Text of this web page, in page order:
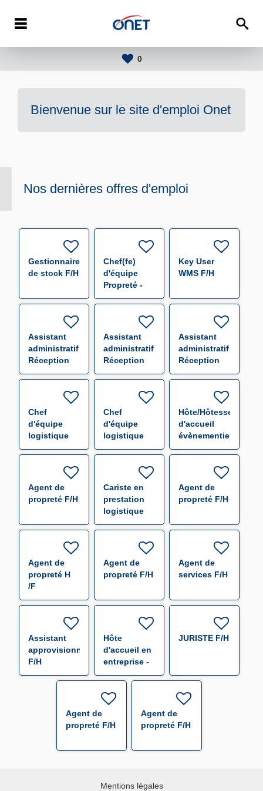
0
Bienvenue sur le site d'emploi Onet
Nos dernières offres d'emploi
Gestionnaire
de stock F/H
Chef(fe)
d'équipe
Propreté -
CHR Bel Air
Key User
WMS F/H
Assistant
administratif
Réception
Expédition
Assistant
administratif
Réception
Expédition
Assistant
administratif
Réception
Expédition
Chef
d'équipe
logistique
F/H
Chef
d'équipe
logistique
F/H
Hôte/Hôtesse
d'accueil
évènementiel
F/H
Agent de
propreté F/H
Cariste en
prestation
logistique
F/H
Agent de
propreté F/H
Agent de
propreté H
/F
Agent de
propreté F/H
Agent de
services F/H
Assistant
approvisionneur
F/H
Hôte
d'accueil en
entreprise -
remplacement
F/H F/H
JURISTE F/H
Agent de
propreté F/H
Agent de
propreté F/H
Mentions légales